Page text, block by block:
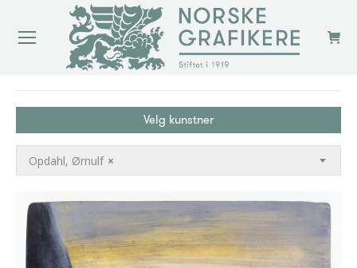
Velg kunstner
×
Opdahl, Ørnulf